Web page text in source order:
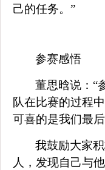
己的任务。”
参赛感悟
董思晗说：“
队在比赛的过程
可喜的是我们最
我鼓励大家
人，发现自己与